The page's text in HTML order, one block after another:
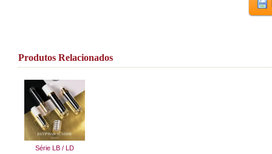
Produtos Relacionados
Série LB / LD